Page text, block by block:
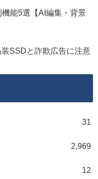
能5選【AI編集・背景
SSDと詐欺広告に注意
31
2,969
12